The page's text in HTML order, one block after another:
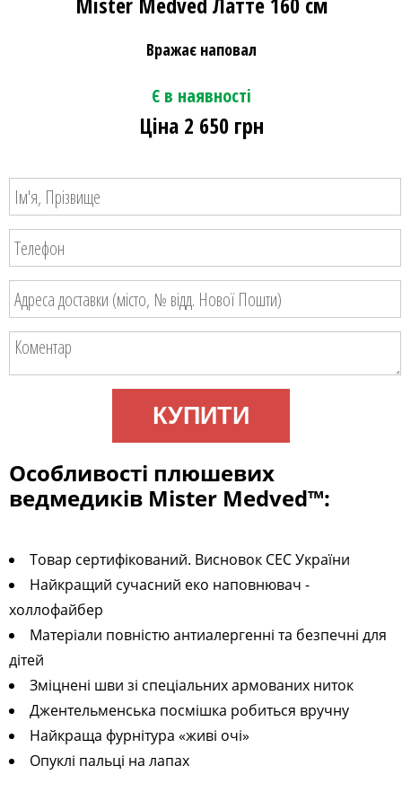
Вражає наповал
Є в наявності
Ціна 2 650 грн
КУПИТИ
Особливості плюшевих
ведмедиків Mister Medved™:
Товар сертифікований. Висновок СЕС України
Найкращий сучасний еко наповнювач -
холлофайбер
Матеріали повністю антиалергенні та безпечні для
дітей
Зміцнені шви зі спеціальних армованих ниток
Джентельменська посмішка робиться вручну
Найкраща фурнітура «живі очі»
Опуклі пальці на лапах